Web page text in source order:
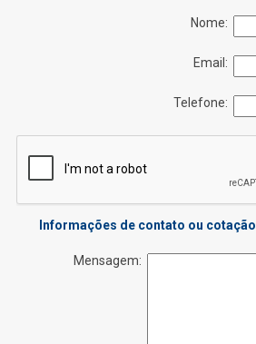
Nome:
Email:
Telefone:
Informações de contato ou cotação
Mensagem: